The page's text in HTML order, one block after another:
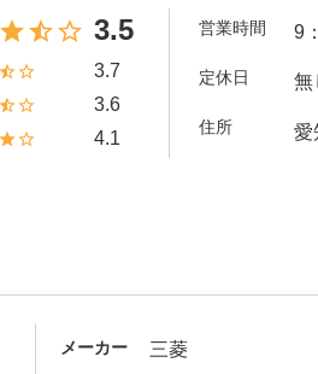
3.5
3.7
3.6
4.1
営業時間 9
定休日 無
住所 愛
メーカー 三菱